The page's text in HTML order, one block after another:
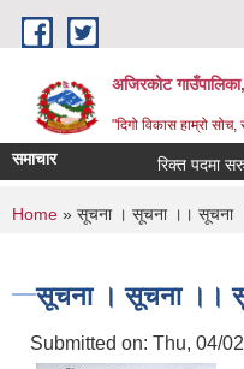
Skip to main content
अजिरकोट
"दिगो विकास हाम्रो
समाचार रिक्त पदमा
You are here
Home » सूचना । सूचना ।। सूचना
सूचना । सूचना ।।
Submitted on: Thu, 04/